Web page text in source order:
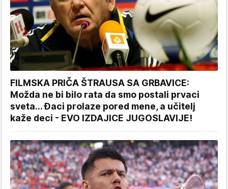
FILMSKA PRIČA ŠTRAUSA SA GRBAVICE:
Možda ne bi bilo rata da smo postali prvaci
sveta... Đaci prolaze pored mene, a učitelj
kaže deci - EVO IZDAJICE JUGOSLAVIJE!